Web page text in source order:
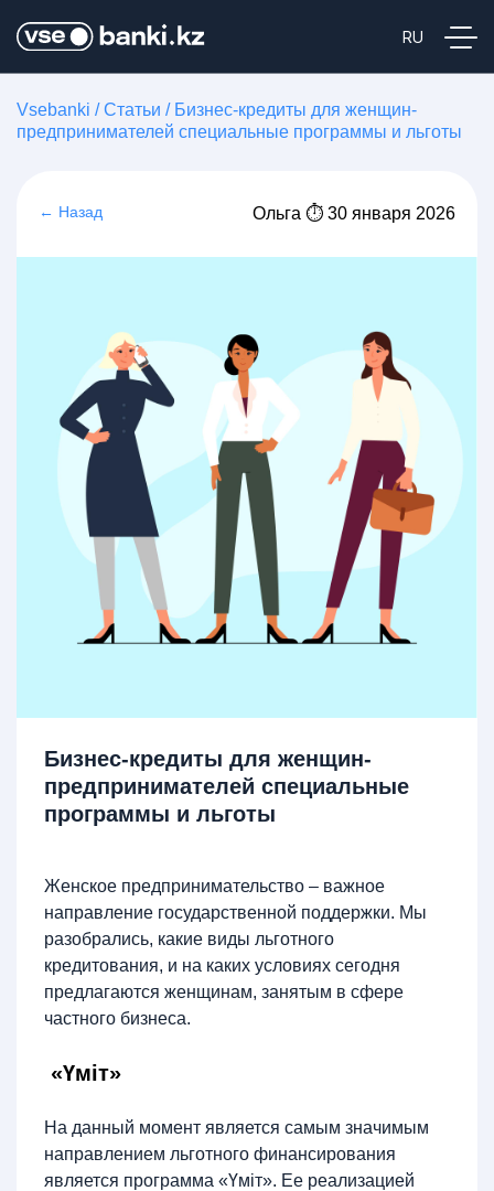
Vsebanki /Статьи / Бизнес-кредиты для женщин-
предпринимателей специальные программы и льготы
← Назад Ольга ⏱ 30 января 2026
Бизнес-кредиты для женщин-
предпринимателей специальные
программы и льготы
Женское предпринимательство – важное
направление государственной поддержки. Мы
разобрались, какие виды льготного
кредитования, и на каких условиях сегодня
предлагаются женщинам, занятым в сфере
частного бизнеса.
«Үміт»
На данный момент является самым значимым
направлением льготного финансирования
является программа «Үміт». Ее реализацией